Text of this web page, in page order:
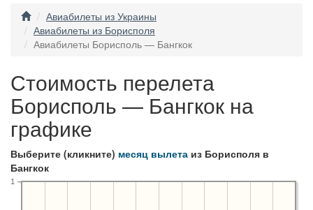
Авиабилеты из Украины
Авиабилеты из Борисполя
Авиабилеты Борисполь — Бангкок
Стоимость перелета
Борисполь — Бангкок на
графике
Выберите (кликните) месяц вылета из Борисполя в
Бангкок
1